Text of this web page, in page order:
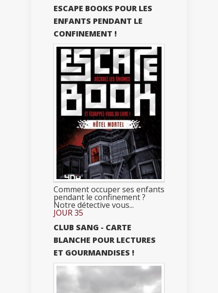
ESCAPE BOOKS POUR LES
ENFANTS PENDANT LE
CONFINEMENT !
Comment occuper ses enfants
pendant le confinement ?
Notre détective vous...
JOUR 35
CLUB SANG - CARTE
BLANCHE POUR LECTURES
ET GOURMANDISES !